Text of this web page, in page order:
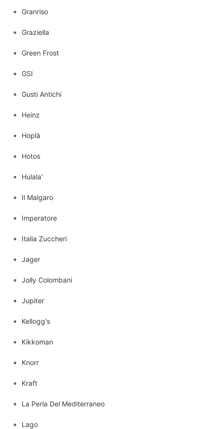
Granriso
Graziella
Green Frost
GSI
Gusti Antichi
Heinz
Hoplà
Hotos
Hulala'
Il Malgaro
Imperatore
Italia Zuccheri
Jager
Jolly Colombani
Jupiter
Kellogg's
Kikkoman
Knorr
Kraft
La Perla Del Mediterraneo
Lago